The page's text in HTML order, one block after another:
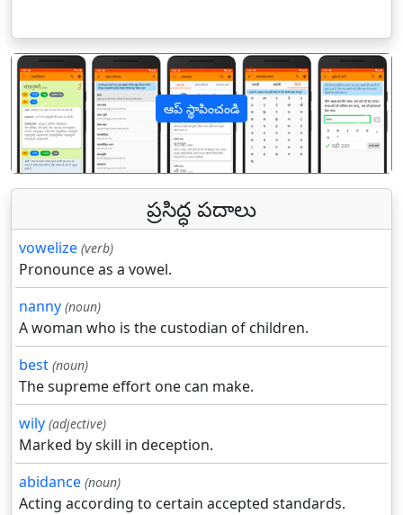
ఆప్ స్థాపించండి
पिछला
ప్రసిద్ధ పదాలు
vowelize (verb)
Pronounce as a vowel.
nanny (noun)
A woman who is the custodian of children.
best (noun)
The supreme effort one can make.
wily (adjective)
Marked by skill in deception.
abidance (noun)
Acting according to certain accepted standards.